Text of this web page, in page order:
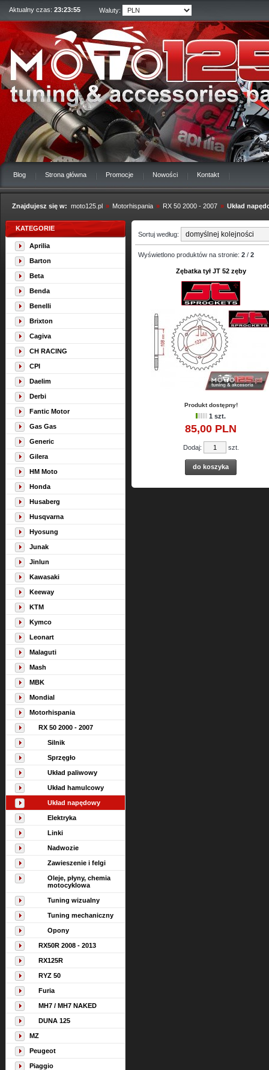
Aktualny czas: 23:23:55 Waluty:
Blog Strona główna Promocje Nowości Kontakt
Znajdujesz się w: moto125.pl » Motorhispania » RX 50 2000 - 2007 » Układ
KATEGORIE
Aprilia
Barton
Beta
Benda
Benelli
Brixton
Cagiva
CH RACING
CPI
Daelim
Derbi
Fantic Motor
Gas Gas
Generic
Gilera
HM Moto
Honda
Husaberg
Husqvarna
Hyosung
Junak
Jinlun
Kawasaki
Keeway
KTM
Kymco
Leonart
Malaguti
Mash
MBK
Mondial
Motorhispania
RX 50 2000 - 2007
Silnik
Sprzęgło
Układ paliwowy
Układ hamulcowy
Układ napędowy
Elektryka
Linki
Nadwozie
Zawieszenie i felgi
Oleje, płyny, chemia
motocyklowa
Tuning wizualny
Tuning mechaniczny
Opony
RX50R 2008 - 2013
RX125R
RYZ 50
Furia
MH7 / MH7 NAKED
DUNA 125
MZ
Peugeot
Piaggio
Sortuj według:
Wyświetlono produktów na stronie: 2 / 2
Zębatka tył JT 52 zęby
Produkt dostępny!
1 szt.
85,00 PLN
Dodaj: szt.
do koszyka